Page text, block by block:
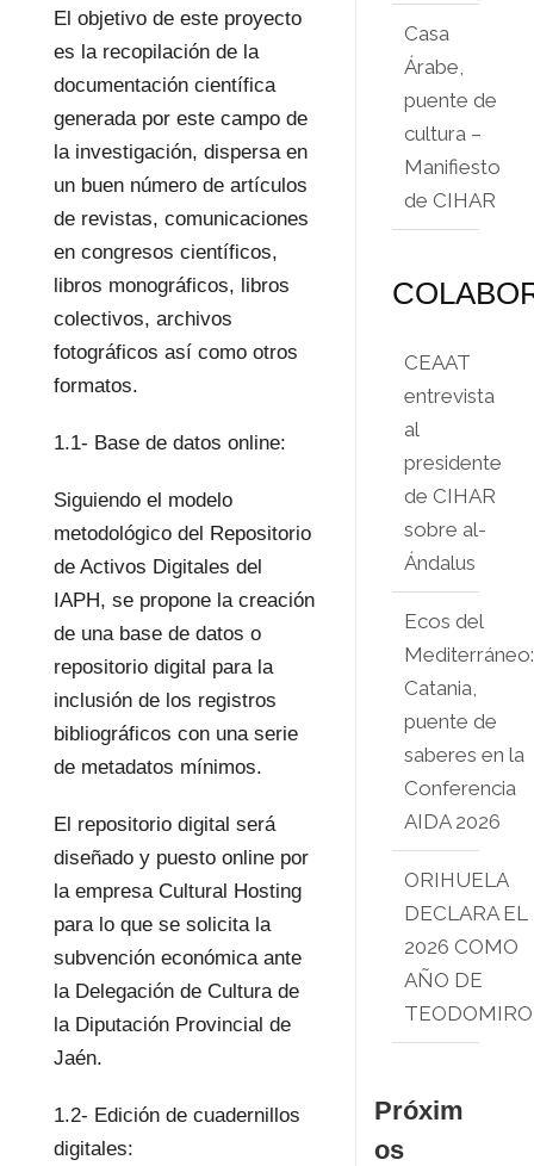
El objetivo de este proyecto
es la recopilación de la
documentación científica
generada por este campo de
la investigación, dispersa en
un buen número de artículos
de revistas, comunicaciones
en congresos científicos,
libros monográficos, libros
colectivos, archivos
fotográficos así como otros
formatos.
1.1- Base de datos online:
Siguiendo el modelo
metodológico del Repositorio
de Activos Digitales del
IAPH, se propone la creación
de una base de datos o
repositorio digital para la
inclusión de los registros
bibliográficos con una serie
de metadatos mínimos.
El repositorio digital será
diseñado y puesto online por
la empresa Cultural Hosting
para lo que se solicita la
subvención económica ante
la Delegación de Cultura de
la Diputación Provincial de
Jaén.
1.2- Edición de cuadernillos
digitales:
Casa
Árabe,
puente de
cultura –
Manifiesto
de CIHAR
CEAAT
entrevista
al
presidente
de CIHAR
sobre al-
Ándalus
Ecos del
Mediterráneo:
Catania,
puente de
saberes en la
Conferencia
AIDA 2026
ORIHUELA
DECLARA EL
2026 COMO
AÑO DE
TEODOMIRO
Próxim
os